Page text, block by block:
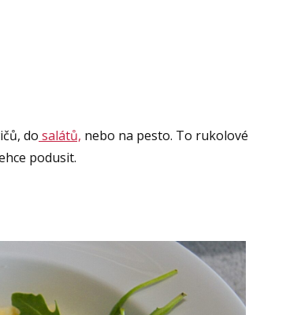
do salátů, nebo na pesto. To rukolové
podusit.